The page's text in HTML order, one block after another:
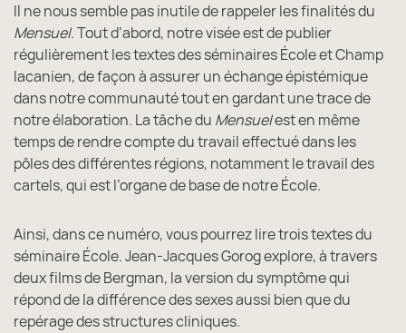
Il ne nous semble pas inutile de rappeler les finalités du
Mensuel. Tout d’abord, notre visée est de publier
régulièrement les textes des séminaires École et Champ
lacanien, de façon à assurer un échange épistémique
dans notre communauté tout en gardant une trace de
notre élaboration. La tâche du Mensuelest en même
temps de rendre compte du travail effectué dans les
pôles des différentes régions, notamment le travail des
cartels, qui est l’organe de base de notre École.
Ainsi, dans ce numéro, vous pourrez lire trois textes du
séminaire École. Jean-Jacques Gorog explore, à travers
deux films de Bergman, la version du symptôme qui
répond de la différence des sexes aussi bien que du
repérage des structures cliniques.